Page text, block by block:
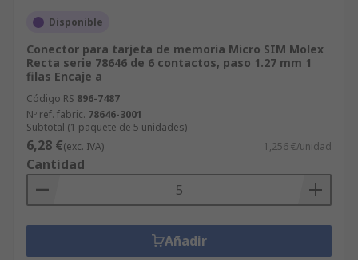
Disponible
Conector para tarjeta de memoria Micro SIM Molex
Recta serie 78646 de 6 contactos, paso 1.27 mm 1
filas Encaje a
Código RS 896-7487
Nº ref. fabric. 78646-3001
Subtotal (1 paquete de 5 unidades)
6,28 €(exc. IVA) 1,256 €/unidad
Cantidad
Añadir